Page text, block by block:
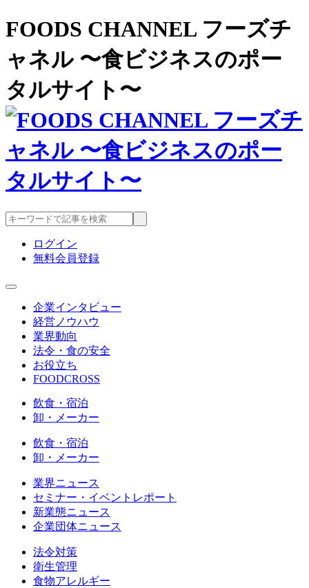
FOODS CHANNEL フーズチ
ャネル 〜食ビジネスのポー
タルサイト〜
ログイン
無料会員登録
企業インタビュー
経営ノウハウ
業界動向
法令・食の安全
お役立ち
FOODCROSS
飲食・宿泊
卸・メーカー
飲食・宿泊
卸・メーカー
業界ニュース
セミナー・イベントレポート
新業態ニュース
企業団体ニュース
法令対策
衛生管理
食物アレルギー